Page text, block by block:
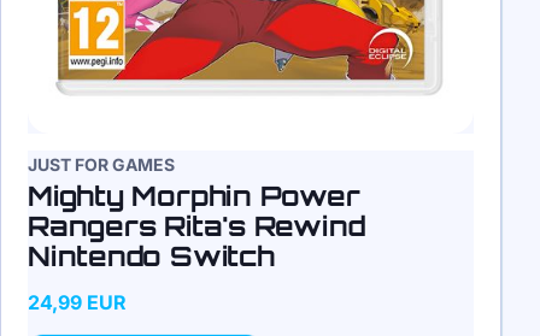
JUST FOR GAMES
Mighty Morphin Power
Rangers Rita's Rewind
Nintendo Switch
24,99 EUR